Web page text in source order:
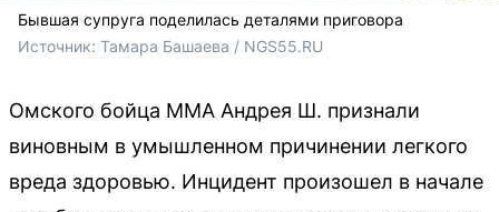
Бывшая супруга поделилась деталями приговора
Источник: Тамара Башаева / NGS55.RU
Омского бойца ММА Андрея Ш. признали
виновным в умышленном причинении легкого
вреда здоровью. Инцидент произошел в начале